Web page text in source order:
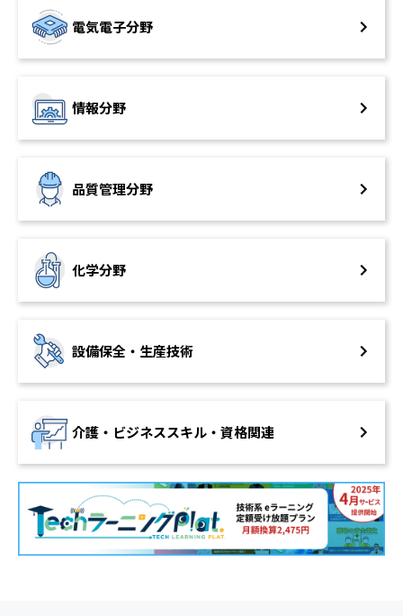
電気電子分野
情報分野
品質管理分野
化学分野
設備保全・ 生産技術
介護・ビジネススキル・ 資格関連